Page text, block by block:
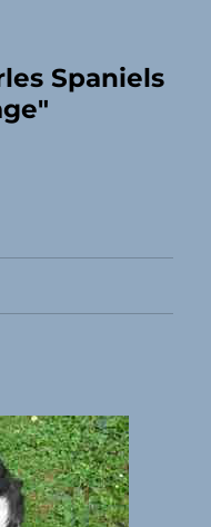
Spaniels